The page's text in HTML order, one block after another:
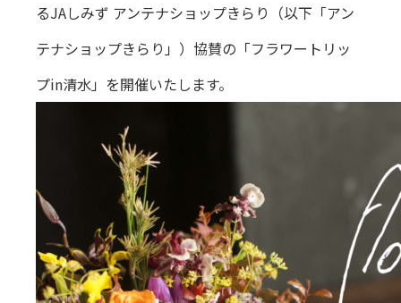
るJAしみず アンテナショップきらり（以下「アン
テナショップきらり」）協賛の「フラワートリッ
プin清水」を開催いたします。